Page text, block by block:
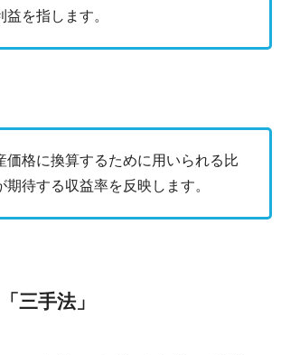
を指します。
価格に換算するために用いられる比
期待する収益率を反映します。
三手法」